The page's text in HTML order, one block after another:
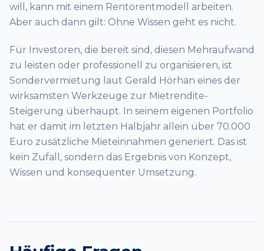
will, kann mit einem Rentorentmodell arbeiten.
Aber auch dann gilt: Ohne Wissen geht es nicht.
Für Investoren, die bereit sind, diesen Mehraufwand
zu leisten oder professionell zu organisieren, ist
Sondervermietung laut Gerald Hörhan eines der
wirksamsten Werkzeuge zur Mietrendite-
Steigerung überhaupt. In seinem eigenen Portfolio
hat er damit im letzten Halbjahr allein über 70.000
Euro zusätzliche Mieteinnahmen generiert. Das ist
kein Zufall, sondern das Ergebnis von Konzept,
Wissen und konsequenter Umsetzung.